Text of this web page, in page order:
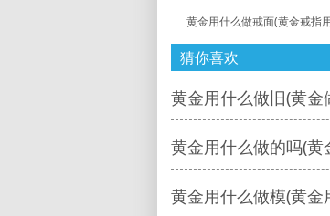
黄金用什么做戒面(黄金戒指
猜你喜欢
黄金用什么做旧(黄
黄金用什么做的吗(
黄金用什么做模(黄金